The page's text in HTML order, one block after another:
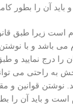
باید آن را بطور
است زیرا طبق
باشد و با نوشتن
درج نمایید و طبق
به راحتی می
نوشتن قوانین و
است و باید آن را